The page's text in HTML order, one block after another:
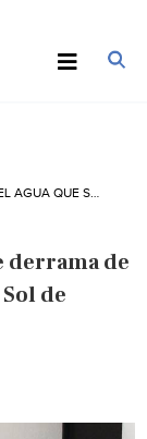
derrama de
de